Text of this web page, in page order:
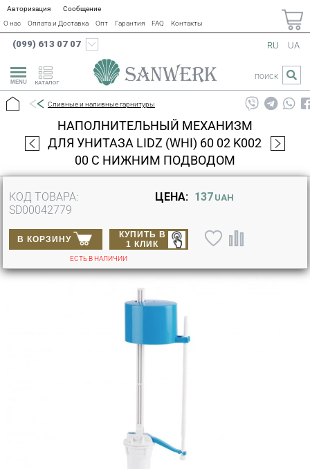
Авторизация
Сообщение
О нас
Оплата и Доставка Опт Гарантия FAQ Контакты
(099) 613 07 07
КАТАЛОГ
RU UA
ПОИСК
Сливные и наливные гарнитуры
НАПОЛНИТЕЛЬНЫЙ МЕХАНИЗМ
ДЛЯ УНИТАЗА LIDZ (WHI) 60 02 K002
00 С НИЖНИМ ПОДВОДОМ
КОД ТОВАРА:
SD00042779
ЦЕНА: 137 UAH
В КОРЗИНУ
КУПИТЬ В
1 КЛИК
ЕСТЬ В НАЛИЧИИ